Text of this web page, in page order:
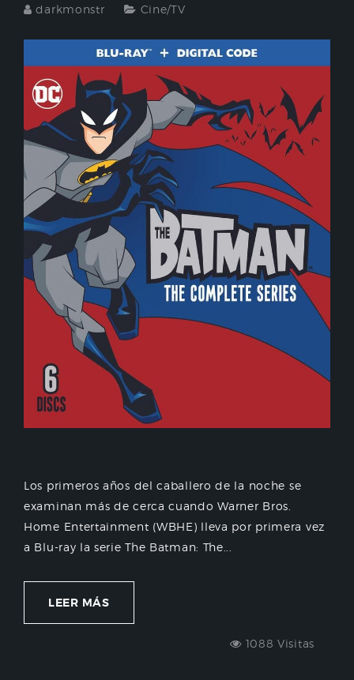
darkmonstr Cine/TV
Los primeros años del caballero de la noche se
examinan más de cerca cuando Warner Bros.
Home Entertainment (WBHE) lleva por primera vez
a Blu-ray la serie The Batman: The...
LEER MÁS
1088 Visitas